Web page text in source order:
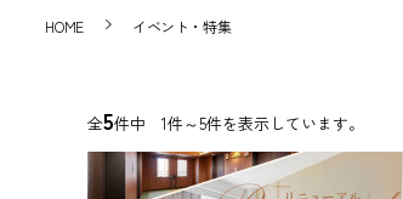
HOME イベント・特集
全5件中 1件～5件を表示しています。